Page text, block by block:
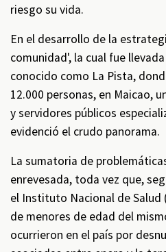
riesgo su vida.
En el desarrollo de la
comunidad', la cual fue
conocido como La Pista,
12.000 personas, en Maicao,
y servidores públicos
evidenció el crudo panorama.
La sumatoria de
enrevesada, toda vez que,
el Instituto Nacional de Salud
de menores de edad del
ocurrieron en el país por